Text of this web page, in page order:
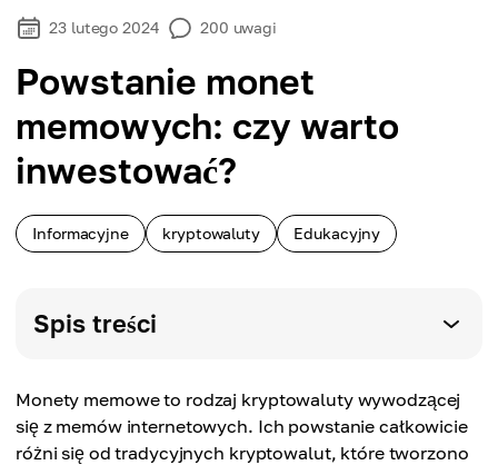
23 lutego 2024 200 uwagi
Powstanie monet
memowych: czy warto
inwestować?
Informacyjne kryptowaluty Edukacyjny
Spis treści
Monety memowe to rodzaj kryptowaluty wywodzącej
się z memów internetowych. Ich powstanie całkowicie
różni się od tradycyjnych kryptowalut, które tworzono